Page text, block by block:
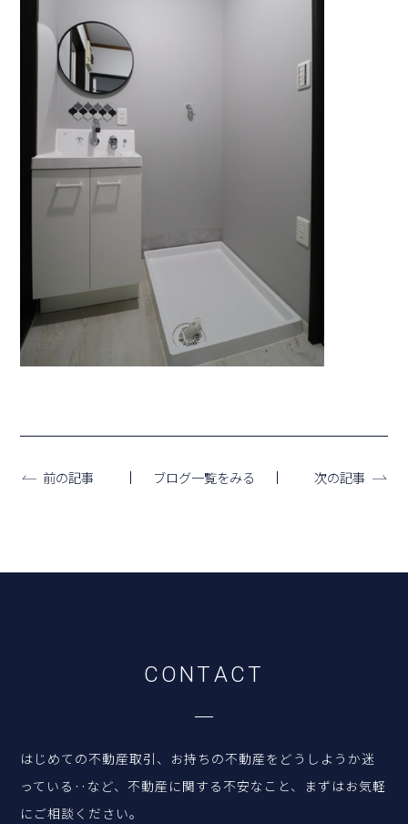
前の記事 ブログ一覧をみる 次の記事
CONTACT
はじめての不動産取引、お持ちの不動産をどうしようか迷
っている‥など、 不動産に関する不安なこと、まずはお気軽
にご相談ください。